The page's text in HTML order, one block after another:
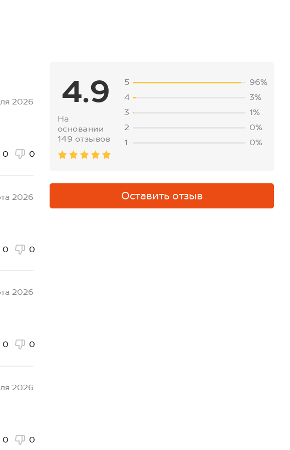
4.9
На
основании
149 отзывов
5
96%
4
3%
3
1%
2
0%
1
0%
Оставить отзыв
2026
0 0
2026
0
0
2026
0 0
2026
0 0